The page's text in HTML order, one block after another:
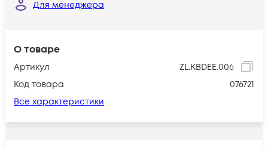
О товаре
Артикул
ZL.KBDEE.006
Код товара
076721
Все характеристики
Для менеджера